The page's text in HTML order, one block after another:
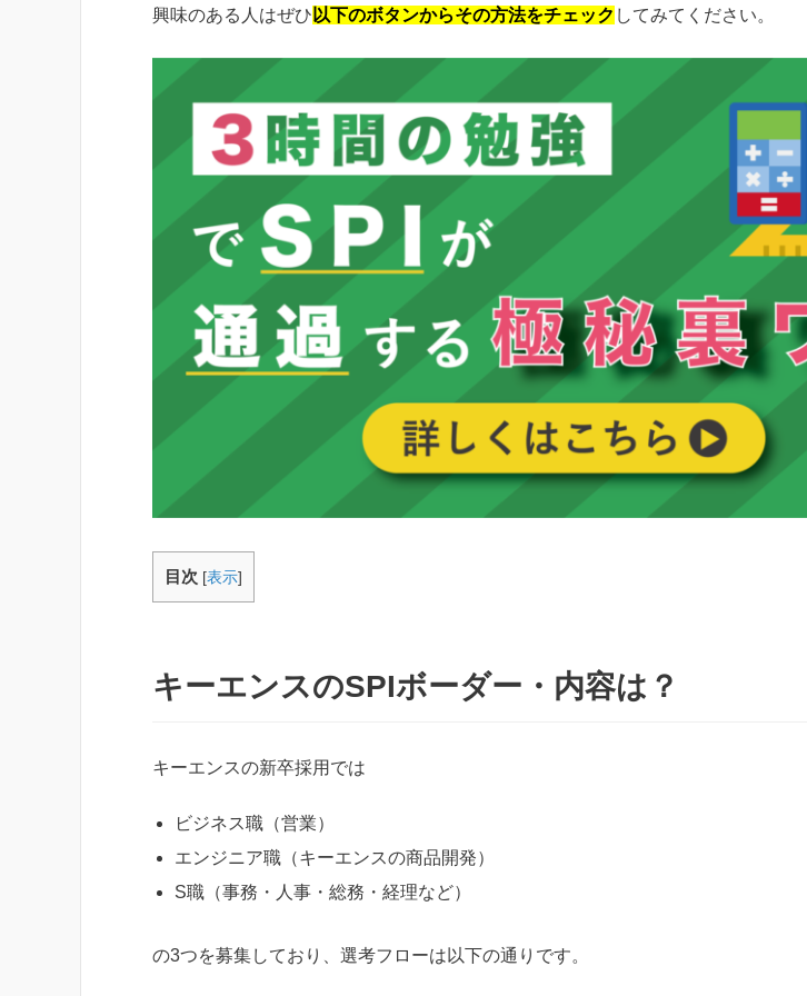
興味のある人はぜひ 以下のボタンからその方法をチェック してみてください。
目次 [表示]
キーエンスのSPIボーダー・内容は？
キーエンスの新卒採用では
ビジネス職（営業）
エンジニア職（キーエンスの商品開発）
S職（事務・人事・総務・経理など）
の3つを募集しており、選考フローは以下の通りです。